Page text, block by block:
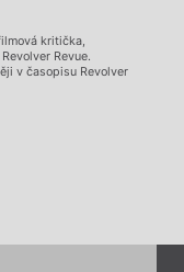
kritička,
Revue.
v časopisu Revolver